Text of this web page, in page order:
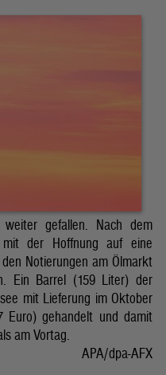
gefallen. Nach dem
der Hoffnung auf eine
Notierungen am Ölmarkt
Ein Barrel (159 Liter) der
mit Lieferung im Oktober
Euro) gehandelt und damit
am Vortag.
APA/dpa-AFX